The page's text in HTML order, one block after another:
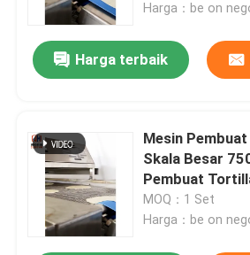
Tur Pabrik
Hubungi kami
Berita
Harga：be on
Harga terbaik
Mesin
Skala Besar
Pembuat
MOQ：1 Set
Harga：be on